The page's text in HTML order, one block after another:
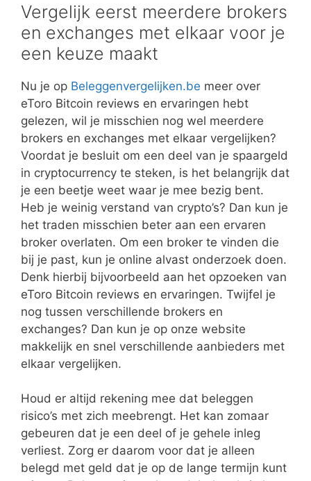
Vergelijk eerst meerdere brokers
en exchanges met elkaar voor je
een keuze maakt
Nu je op Beleggenvergelijken.be meer over
eToro Bitcoin reviews en ervaringen hebt
gelezen, wil je misschien nog wel meerdere
brokers en exchanges met elkaar vergelijken?
Voordat je besluit om een deel van je spaargeld
in cryptocurrency te steken, is het belangrijk dat
je een beetje weet waar je mee bezig bent.
Heb je weinig verstand van crypto’s? Dan kun je
het traden misschien beter aan een ervaren
broker overlaten. Om een broker te vinden die
bij je past, kun je online alvast onderzoek doen.
Denk hierbij bijvoorbeeld aan het opzoeken van
eToro Bitcoin reviews en ervaringen. Twijfel je
nog tussen verschillende brokers en
exchanges? Dan kun je op onze website
makkelijk en snel verschillende aanbieders met
elkaar vergelijken.
Houd er altijd rekening mee dat beleggen
risico’s met zich meebrengt. Het kan zomaar
gebeuren dat je een deel of je gehele inleg
verliest. Zorg er daarom voor dat je alleen
belegd met geld dat je op de lange termijn kunt